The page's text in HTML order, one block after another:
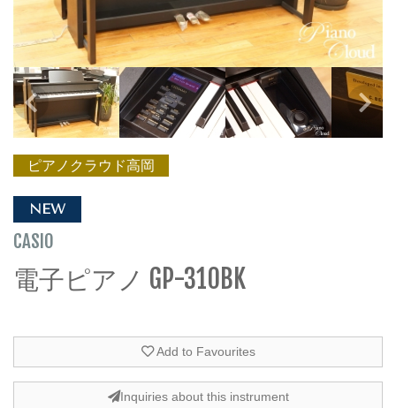
ピアノクラウド高岡
NEW
CASIO
電子ピアノ GP-310BK
Add to Favourites
Inquiries about this instrument